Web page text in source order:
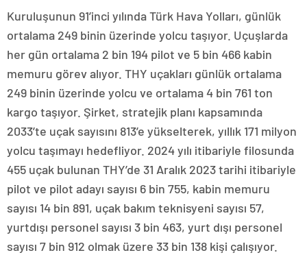
Kuruluşunun 91’inci yılında Türk Hava Yolları, günlük
ortalama 249 binin üzerinde yolcu taşıyor. Uçuşlarda
her gün ortalama 2 bin 194 pilot ve 5 bin 466 kabin
memuru görev alıyor. THY uçakları günlük ortalama
249 binin üzerinde yolcu ve ortalama 4 bin 761 ton
kargo taşıyor. Şirket, stratejik planı kapsamında
2033’te uçak sayısını 813’e yükselterek, yıllık 171 milyon
yolcu taşımayı hedefliyor. 2024 yılı itibariyle filosunda
455 uçak bulunan THY’de 31 Aralık 2023 tarihi itibariyle
pilot ve pilot adayı sayısı 6 bin 755, kabin memuru
sayısı 14 bin 891, uçak bakım teknisyeni sayısı 57,
yurtdışı personel sayısı 3 bin 463, yurt dışı personel
sayısı 7 bin 912 olmak üzere 33 bin 138 kişi çalışıyor.